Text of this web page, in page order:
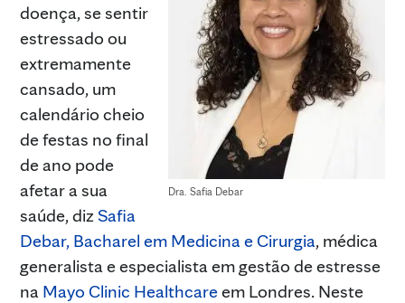
Dra. Safia Debar
doença, se sentir
estressado ou
extremamente
cansado, um
calendário cheio
de festas no final
de ano pode
afetar a sua
saúde, diz Safia
Debar, Bacharel em Medicina e Cirurgia, médica
generalista e especialista em gestão de estresse
na Mayo Clinic Healthcareem Londres. Neste